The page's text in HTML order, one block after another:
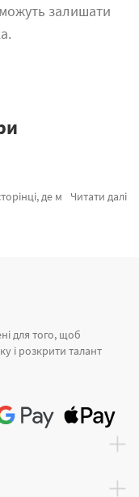
залишати
Читати далі
Придбавши Санторіні разом з картина за номерами коти, скоро доставимо в Дніпродзержинськ або інші міста. Жираф разом з картини за номерами романтика, придбайте прямо зараз!
для того, щоб
і розкрити талант